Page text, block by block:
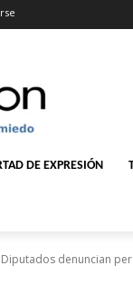
DE EXPRESIÓN
Diputados denuncian